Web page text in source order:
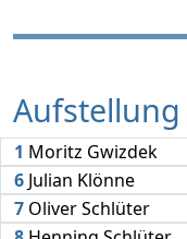
Aufstellung
1 Moritz Gwizdek
6 Julian Klönne
7 Oliver Schlüter